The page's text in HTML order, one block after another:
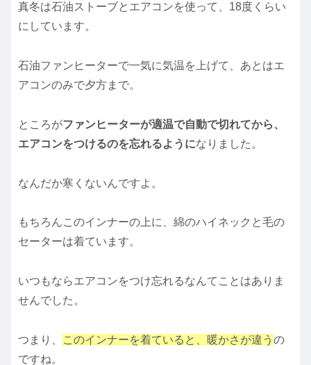
真冬は石油ストーブとエアコンを使って、18度くらい
にしています。
石油ファンヒーターで一気に気温を上げて、あとはエ
アコンのみで夕方まで。
ところがファンヒーターが適温で自動で切れてから、
エアコンをつけるのを忘れるようになりました。
なんだか寒くないんですよ。
もちろんこのインナーの上に、綿のハイネックと毛の
セーターは着ています。
いつもならエアコンをつけ忘れるなんてことはありま
せんでした。
つまり、 このインナーを着ていると、暖かさが違う の
ですね。